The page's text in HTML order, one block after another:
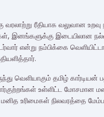
வரலாற்று ரீதியாக வலுவான
இனங்களுக்கு இடையிலான
என்று நம்பிக்கை
வெளியாகும் தமிழ் கார்டியன்
உள்ளிட்ட மோசமான
உரிமைகள் நிலவரத்தை